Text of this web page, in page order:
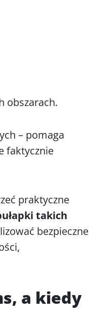
obszarach.
– pomaga
faktycznie
praktyczne
takich
bezpieczne
a kiedy